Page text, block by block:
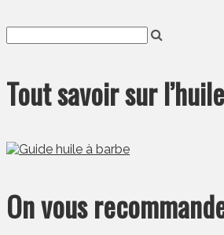
Tout savoir sur
On vous